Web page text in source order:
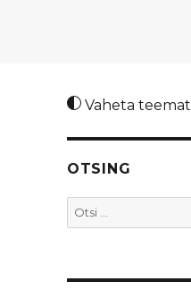
Vaheta teemat
OTSING
Otsi: